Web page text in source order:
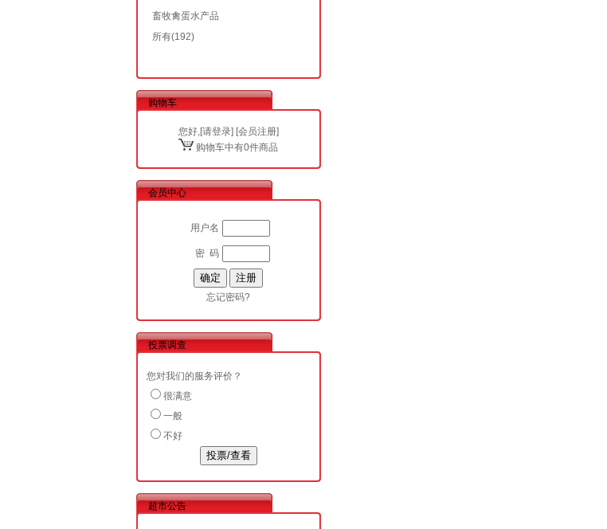
畜牧禽蛋水产品
所有(192)
购物车
您好,[请登录] [会员注册]
购物车中有0件商品
会员中心
用户名
密 码
忘记密码?
投票调查
您对我们的服务评价？
很满意
一般
不好
超市公告